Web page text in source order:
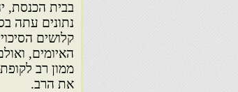
בבית הכנסת,
נתונים עתה
קלושים
האיומים,
ממון רב
את הרב.